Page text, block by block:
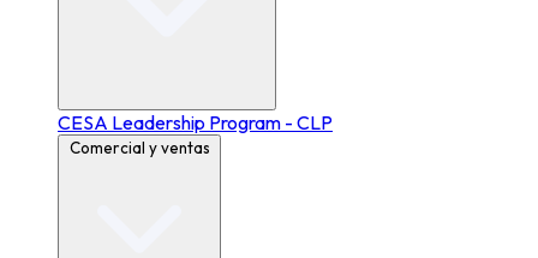
CESA Leadership Program - CLP
Comercial y ventas